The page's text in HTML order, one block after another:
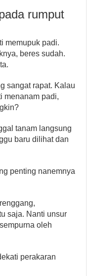
rumput
memupuk padi.
beres sudah.
sangat rapat. Kalau
menanam padi,
tanam langsung
baru dilihat dan
penting nanemnya
saja. Nanti unsur
oleh
perakaran